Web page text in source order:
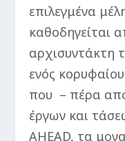
επιλεγμένα
καθοδηγείται
αρχισυντάκτη
ενός
που – πέρα
έργων και
AHEAD, τα